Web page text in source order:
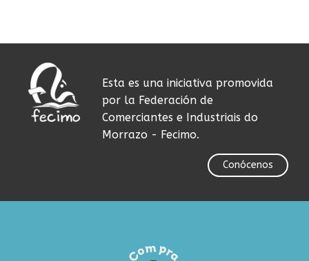
Esta es una iniciativa promovida
por la Federación de
Comerciantes e Industriais do
Morrazo - Fecimo.
Conócenos